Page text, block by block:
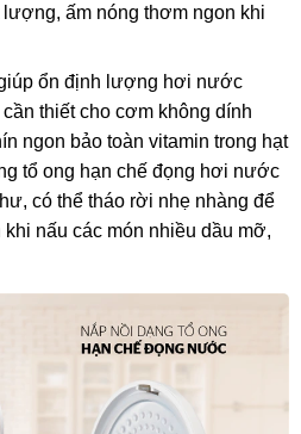
ấm nóng thơm ngon khi
ổn định lượng hơi nước
thiết cho cơm không dính
ngon bảo toàn vitamin trong hạt
tổ ong hạn chế đọng hơi nước
có thể tháo rời nhẹ nhàng để
nấu các món nhiều dầu mỡ,